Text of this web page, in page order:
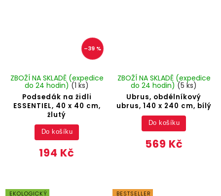
–39 %
Podsedák na židli
ESSENTIEL, 40 x 40 cm,
žlutý
ZBOŽÍ NA SKLADĚ (expedice
do 24 hodin)(1 ks)
194 Kč
Do košíku
Ubrus, obdélníkový
ubrus, 140 x 240 cm, bílý
ZBOŽÍ NA SKLADĚ (expedice
do 24 hodin) (5 ks)
569 Kč
Do košíku
EKOLOGICKÝ BESTSELLER